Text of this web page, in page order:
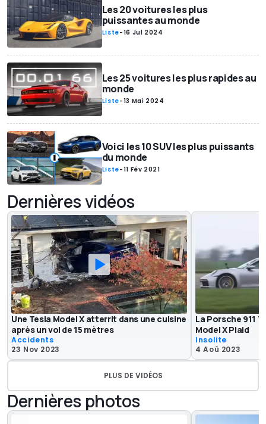
Les 20 voitures les plus
puissantes au monde
Liste-16 Jul 2024
Les 25 voitures les plus rapides au
monde
Liste-13 Mai 2024
Voici les 10 SUV les plus puissants
du monde
Liste-11 Fév 2021
Dernières vidéos
Une Tesla Model X atterrit dans une cuisine
après un vol de 15 mètres
Accidents
23 Nov 2023
La Porsche 911
Model X Plaid
Insolite
4 Aoû 2023
PLUS DE VIDÉOS
Dernières photos